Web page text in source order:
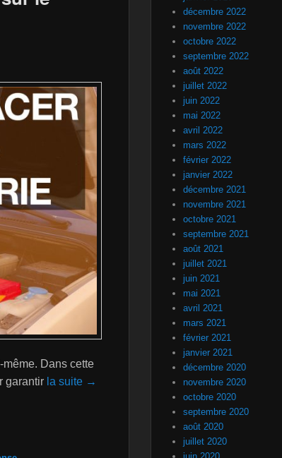
Dans cette
garantir la suite →
décembre 2022
novembre 2022
octobre 2022
septembre 2022
août 2022
juillet 2022
juin 2022
mai 2022
avril 2022
mars 2022
février 2022
janvier 2022
décembre 2021
novembre 2021
octobre 2021
septembre 2021
août 2021
juillet 2021
juin 2021
mai 2021
avril 2021
mars 2021
février 2021
janvier 2021
décembre 2020
novembre 2020
octobre 2020
septembre 2020
août 2020
juillet 2020